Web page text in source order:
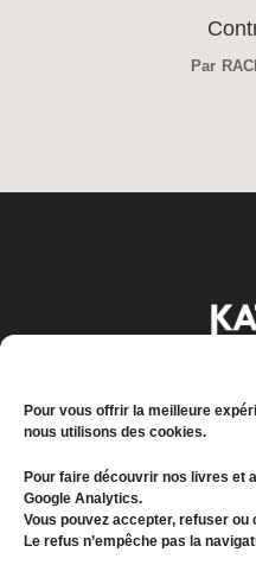
Pour vous offrir la meilleure
nous utilisons des cookies.
Pour faire découvrir nos livres et
Google Analytics.
Vous pouvez accepter, refuser
Le refus n’empêche pas la
Par
Conditions
Politique de